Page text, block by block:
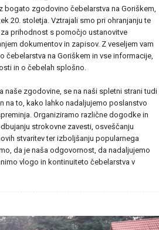
bogato zgodovino čebelarstva na Goriškem,
20. stoletja. Vztrajali smo pri ohranjanju te
prihodnost s pomočjo ustanovitve
dokumentov in zapisov. Z veseljem vam
čebelarstva na Goriškem in vse informacije,
in o čebelah splošno.
naše zgodovine, se na naši spletni strani tudi
na to, kako lahko nadaljujemo poslanstvo
Organiziramo različne dogodke in
strokovne zavesti, osveščanju
stvaritev ter izboljšanju popularnega
da je naša odgovornost, da nadaljujemo
vlogo in kontinuiteto čebelarstva v